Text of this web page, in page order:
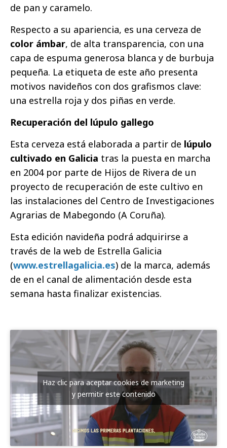
de pan y caramelo.
Respecto a su apariencia, es una cerveza de
color ámbar, de alta transparencia, con una
capa de espuma generosa blanca y de burbuja
pequeña. La etiqueta de este año presenta
motivos navideños con dos grafismos clave:
una estrella roja y dos piñas en verde.
Recuperación del lúpulo gallego
Esta cerveza está elaborada a partir de lúpulo
cultivado en Galicia tras la puesta en marcha
en 2004 por parte de Hijos de Rivera de un
proyecto de recuperación de este cultivo en
las instalaciones del Centro de Investigaciones
Agrarias de Mabegondo (A Coruña).
Esta edición navideña podrá adquirirse a
través de la web de Estrella Galicia
(www.estrellagalicia.es) de la marca, además
de en el canal de alimentación desde esta
semana hasta finalizar existencias.
Haz clic para aceptar cookies de marketing
y permitir este contenido